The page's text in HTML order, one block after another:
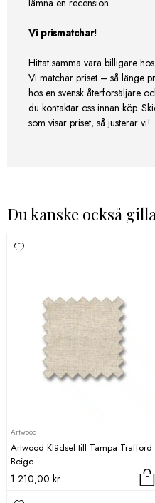
Vi prismatchar!
Hittat samma vara billigare
Vi matchar priset – så länge
hos en svensk återförsäljare
du kontaktar oss innan köp.
som visar priset, så justerar vi!
Du kanske också
Artwood
Artwood Klädsel till Tampa Trafford
Beige
1 210,00 kr